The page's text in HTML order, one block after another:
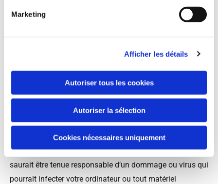
Marketing
Afficher les détails
Autoriser tous les cookies
Autoriser la sélection
Cookies nécessaires uniquement
consentement de leurs auteurs ou de leurs ayants-droit,
est illicite. Les éléments de ce site ne peuvent être vendus
ou commercialisés dans un but lucratif.
Orange et toutes sociétés ayant contribué à la création et
à la mise en place de ce site ne peuvent être tenues pour
responsable d’éventuels dommages, coûts, pertes, directs,
accidentels ou indirects ou pour tout autre risque faisant
suite à votre accès ou utilisation de ce site. Orange ne
saurait être tenue responsable d’un dommage ou virus qui
pourrait infecter votre ordinateur ou tout matériel